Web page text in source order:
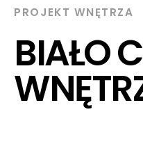
PROJEKT WNĘTRZA
BIAŁO